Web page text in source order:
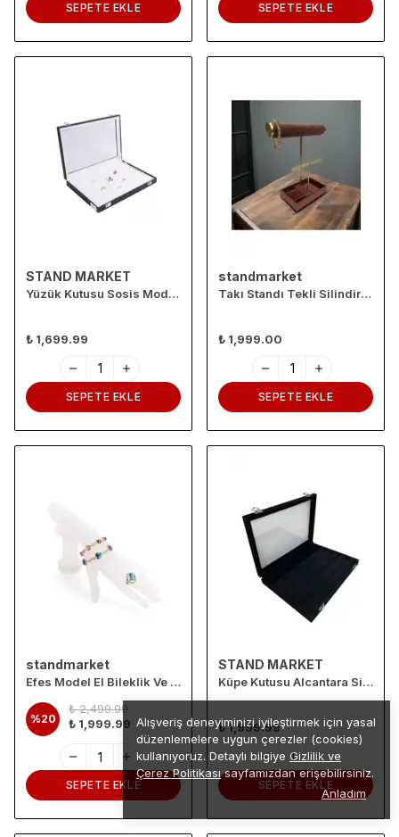
Alışveriş deneyiminizi iyileştirmek için yasal
düzenlemelere uygun çerezler (cookies)
kullanıyoruz. Detaylı bilgiye Gizlilik ve
Çerez Politikasısayfamızdan erişebilirsiniz.
Anladım
SEPETE EKLE SEPETE EKLE
STAND MARKET
Yüzük Kutusu Sosis Model Siyah Içi Beyaz
₺ 1,699.99
SEPETE EKLE
standmarket
Takı Standı Tekli Silindir Küpelikli Tabaklı Koyu Pembe
₺ 1,999.00
SEPETE EKLE
standmarket
Efes Model El Bileklik Ve Yüzük Standı
%20
₺ 2,499.99
₺ 1,999.99
SEPETE EKLE
STAND MARKET
Küpe Kutusu Alcantara Siyah
₺ 1,999.99
SEPETE EKLE